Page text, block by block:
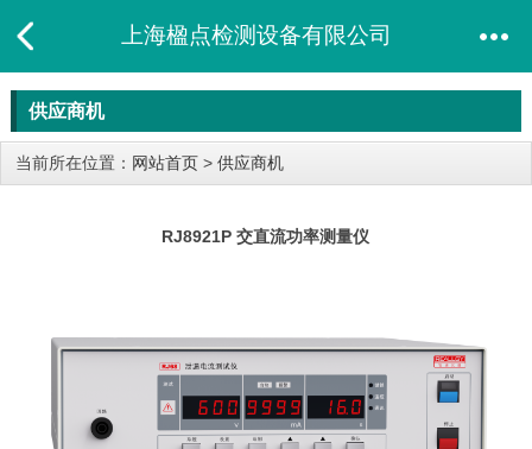
上海楹点检测设备有限公司
供应商机
当前所在位置： 网站首页 > 供应商机
RJ8921P 交直流功率测量仪